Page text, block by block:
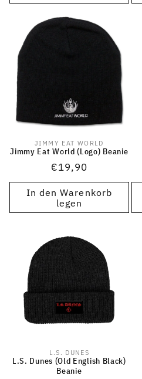
Anbieter:
JIMMY EAT WORLD
Jimmy Eat World (Logo) Beanie
Normaler
Preis
€19,90
In den Warenkorb
legen
Anbieter:
L.S. DUNES
L.S. Dunes (Old English Black)
Beanie